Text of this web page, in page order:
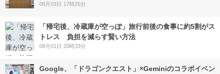
08月03日 17時25分
「帰宅後、冷蔵庫が空っぽ」旅行前後の食事に約5割がス
トレス 負担を減らす賢い方法
08月01日 20時33分
Google、「ドラゴンクエスト」×Geminiのコラボイベン